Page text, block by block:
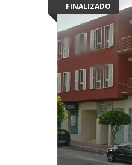
FINALIZADO